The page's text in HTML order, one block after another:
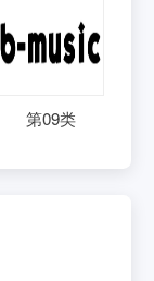
第09类